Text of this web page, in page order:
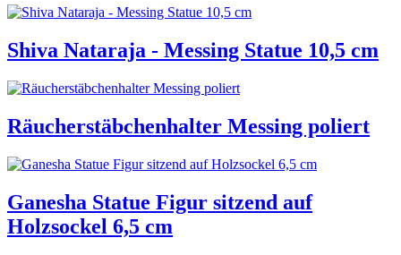
Shiva Nataraja - Messing Statue 10,5 cm
Räucherstäbchenhalter Messing poliert
Ganesha Statue Figur sitzend auf
Holzsockel 6,5 cm